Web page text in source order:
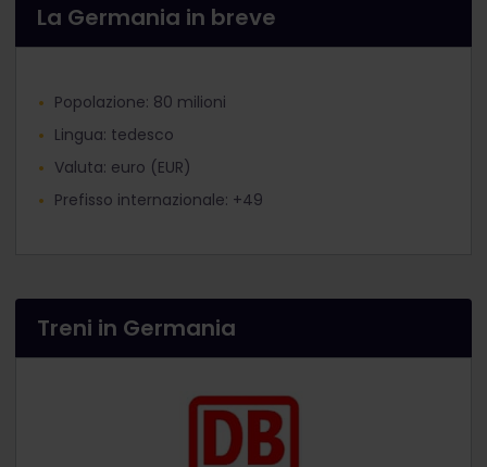
La Germania in breve
Popolazione: 80 milioni
Lingua: tedesco
Valuta: euro (EUR)
Prefisso internazionale: +49
Treni in Germania